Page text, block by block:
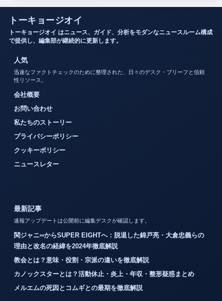
トーキョージオイ
トーキョージオイ はニュース、ガイド、分析をモダンなニュースルーム構成
で提供し、編集部が継続的に更新します。
人気
迅速なファクトチェックのために整理された、日々のデスク・ブリーフと信頼
性リソース。
会社概要
お問い合わせ
私たちのストーリー
プライバシーポリシー
クッキーポリシー
ニュースレター
最新記事
速報アップデートは公開前に編集デスクが確認します。
関ジャニ∞からSUPER EIGHTへ：脱退した錦戸亮・大倉忠義らの
理由と改名の経緯を2024年徹底解説
教会とは？意味・役割・宗派の違いを徹底解説
カノックスターとは？活動休止・炎上・年収・整形疑惑まとめ
メルエムの死因とコムギとの最期を徹底解説